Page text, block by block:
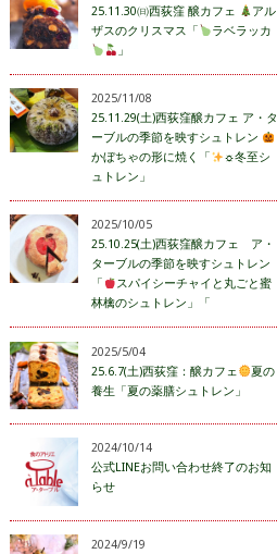
25.11.30㈰西荻窪 醸カフェ
アル
ザスのクリスマス「
ラベラッカ
」
2025/11/08
25.11.29(土)西荻窪醸カフェ ア・タ
ーブルの季節を映すシュトレン
かぼちゃの形に焼く「
☼冬至シ
ュトレン」
2025/10/05
25.10.25(土)西荻窪醸カフェ ア・
ターブルの季節を映すシュトレン
「
スパイシーチャイと丸ごと蜜
林檎のシュトレン」「
2025/5/04
25.6.7(土)西荻窪：醸カフェ
夏の
養生「夏の薬膳シュトレン」
2024/10/14
公式LINEお問い合わせ終了のお知
らせ
2024/9/19